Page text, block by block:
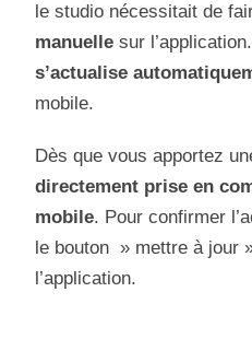
le studio nécessitait de
manuelle sur
s’actualise
mobile.
Dès que vous apportez
directement prise en
mobile. Pour confirmer
le bouton » mettre à jour
l’application.